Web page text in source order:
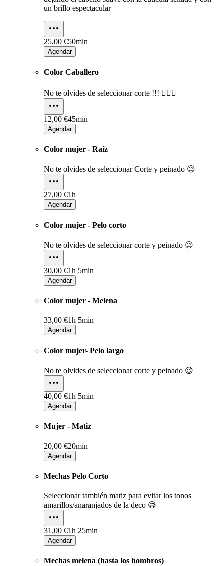
un brillo espectacular
25,00 €50min
Agendar
Color Caballero
No te olvides de seleccionar corte !!! 💇🏽‍♂️
12,00 €45min
Agendar
Color mujer - Raíz
No te olvides de seleccionar Corte y peinado 😉
27,00 €1h
Agendar
Color mujer - Pelo corto
No te olvides de seleccionar corte y peinado 😉
30,00 €1h 5min
Agendar
Color mujer - Melena
33,00 €1h 5min
Agendar
Color mujer- Pelo largo
No te olvides de seleccionar corte y peinado 😉
40,00 €1h 5min
Agendar
Mujer - Matiz
20,00 €20min
Agendar
Mechas Pelo Corto
Seleccionar también matiz para evitar los tonos
amarillos/anaranjados de la deco 😅
31,00 €1h 25min
Agendar
Mechas melena (hasta los hombros)